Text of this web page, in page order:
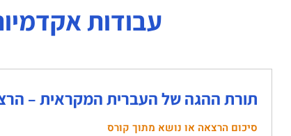
עבודות
תורת ההגה של העברית המקראית –
סיכום הרצאה או נושא מתוך קורס